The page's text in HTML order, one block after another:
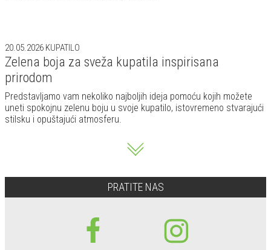
20.05.2026 KUPATILO
Zelena boja za sveža kupatila inspirisana
prirodom
Predstavljamo vam nekoliko najboljih ideja pomoću kojih možete
uneti spokojnu zelenu boju u svoje kupatilo, istovremeno stvarajući
stilsku i opuštajući atmosferu.
PRATITE NAS